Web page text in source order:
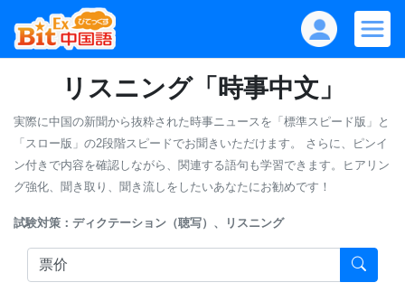
リスニング「時事中文」
実際に中国の新聞から抜粋された時事ニュースを「標準スピード版」と
「スロー版」の2段階スピードでお聞きいただけます。
さらに、ピンイ
ン付きで内容を確認しながら、関連する語句も学習できます。ヒアリン
グ強化、聞き取り、聞き流しをしたいあなたにお勧めです！
試験対策：ディクテーション（聴写）、リスニング